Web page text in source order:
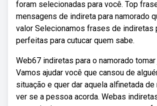
foram selecionadas para você. Top
mensagens de indireta para namorado
valor Selecionamos frases de indiretas
perfeitas para cutucar quem sabe.
Web67 indiretas para o namorado
Vamos ajudar você que cansou de
situação e quer dar aquela alfinetada
ver se a pessoa acorda. Webas